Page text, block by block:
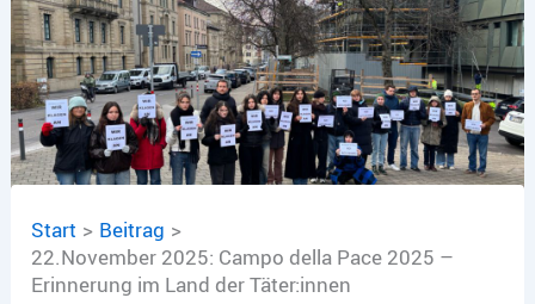
Start
Beitrag
22.November 2025: Campo della Pace 2025 –
Erinnerung im Land der Täter:innen